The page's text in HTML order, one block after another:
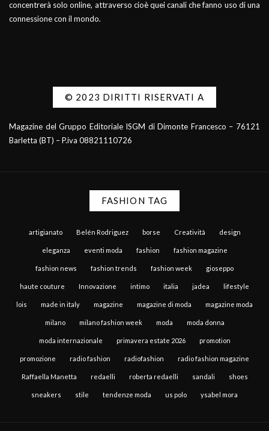
concentrerà solo online, attraverso cioè quei canali che fanno uso di una
connessione con il mondo.
© 2023 DIRITTI RISERVATI A
Magazine del Gruppo Editoriale ISGM di Dimonte Francesco – 76121
Barletta (BT) – P.iva 08821110726
FASHION TAG
artigianato Belén Rodriguez borse Creatività design
eleganza eventi moda fashion fashion magazine
fashion news fashion trends fashion week gioseppo
haute couture Innovazione intimo italia jadea lifestyle
lois made in italy magazine magazine di moda magazine moda
milano milano fashion week moda moda donna
moda internazionale primavera estate 2026 promotion
promozione radio fashion radiofashion radio fashion magazine
Raffaella Manetta redaelli roberta redaelli sandali shoes
sneakers stile tendenze moda us polo ysabel mora